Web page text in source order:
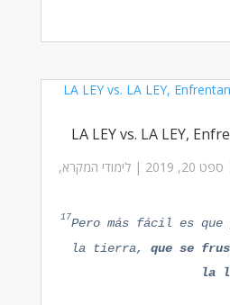
LA LEY vs. LA LEY,
ספט 20, 2019 | לימודי המקרא,
17Pero más fácil es
la tierra,que se
la